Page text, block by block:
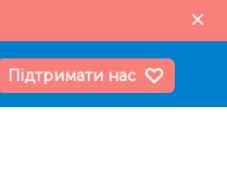
Підтримати нас